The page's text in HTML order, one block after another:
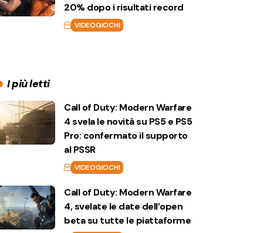
20% dopo i risultati record
VIDEOGIOCHI
I più letti
Call of Duty: Modern Warfare
4 svela le novità su PS5 e PS5
Pro: confermato il supporto
al PSSR
VIDEOGIOCHI
Call of Duty: Modern Warfare
4, svelate le date dell’open
beta su tutte le piattaforme